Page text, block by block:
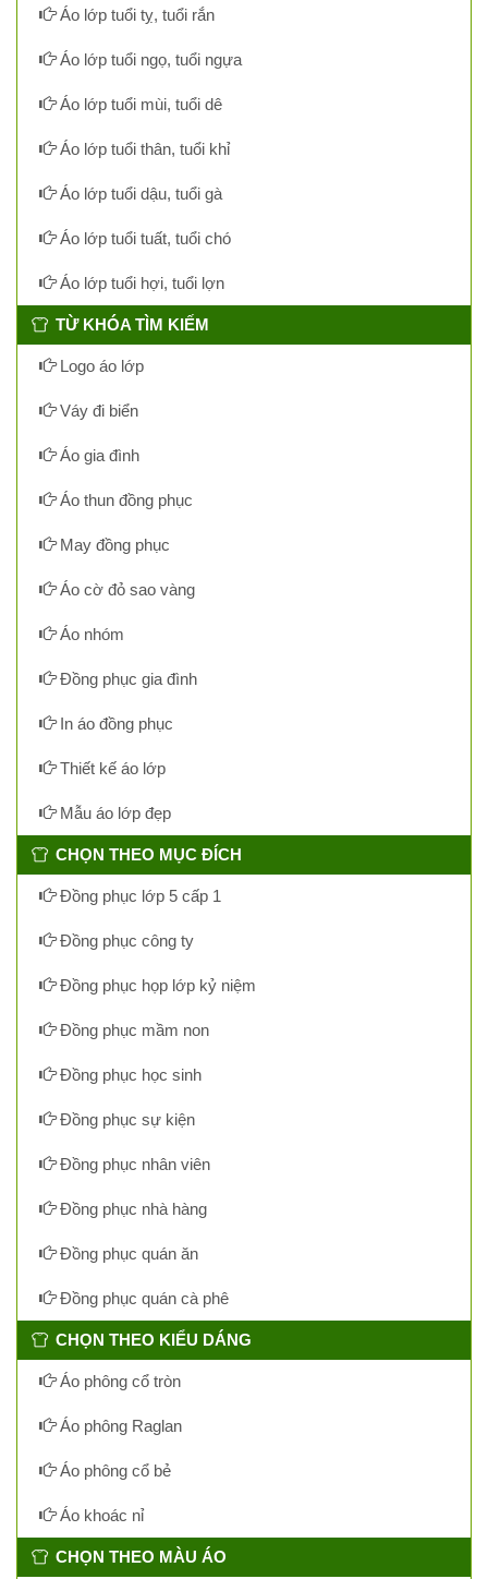
Áo lớp tuổi tỵ, tuổi rắn
Áo lớp tuổi ngọ, tuổi ngựa
Áo lớp tuổi mùi, tuổi dê
Áo lớp tuổi thân, tuổi khỉ
Áo lớp tuổi dậu, tuổi gà
Áo lớp tuổi tuất, tuổi chó
Áo lớp tuổi hợi, tuổi lợn
TỪ KHÓA TÌM KIẾM
Logo áo lớp
Váy đi biển
Áo gia đình
Áo thun đồng phục
May đồng phục
Áo cờ đỏ sao vàng
Áo nhóm
Đồng phục gia đình
In áo đồng phục
Thiết kế áo lớp
Mẫu áo lớp đẹp
CHỌN THEO MỤC ĐÍCH
Đồng phục lớp 5 cấp 1
Đồng phục công ty
Đồng phục họp lớp kỷ niệm
Đồng phục mầm non
Đồng phục học sinh
Đồng phục sự kiện
Đồng phục nhân viên
Đồng phục nhà hàng
Đồng phục quán ăn
Đồng phục quán cà phê
CHỌN THEO KIỂU DÁNG
Áo phông cổ tròn
Áo phông Raglan
Áo phông cổ bẻ
Áo khoác nỉ
CHỌN THEO MÀU ÁO